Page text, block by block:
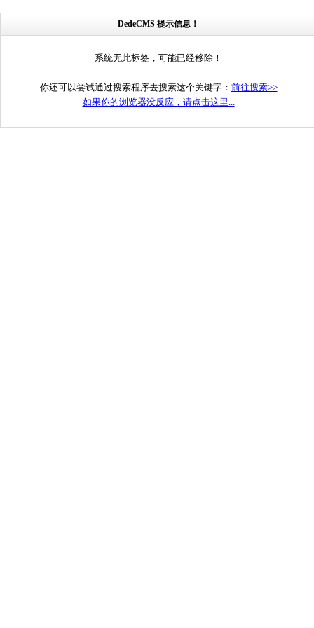
DedeCMS 提示信息！
系统无此标签，可能已经移除！
你还可以尝试通过搜索程序去搜索这个关键字： 前往搜索>>
如果你的浏览器没反应，请点击这里...